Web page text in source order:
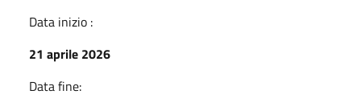
Data inizio :
21 aprile 2026
Data fine: